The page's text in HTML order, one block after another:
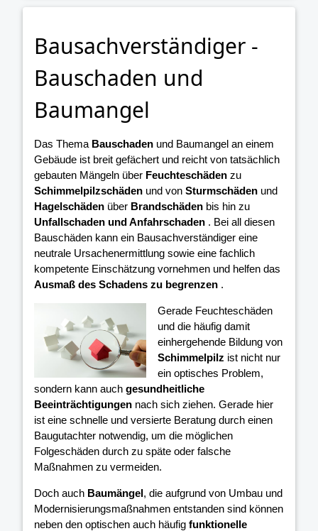
Bausachverständiger -
Bauschaden und
Baumangel
Das Thema Bauschaden und Baumangel an einem
Gebäude ist breit gefächert und reicht von tatsächlich
gebauten Mängeln über Feuchteschäden zu
Schimmelpilzschäden und von Sturmschäden und
Hagelschäden über Brandschäden bis hin zu
Unfallschaden und Anfahrschaden . Bei all diesen
Bauschäden kann ein Bausachverständiger eine
neutrale Ursachenermittlung sowie eine fachlich
kompetente Einschätzung vornehmen und helfen das
Ausmaß des Schadens zu begrenzen .
Gerade Feuchteschäden
und die häufig damit
einhergehende Bildung von
Schimmelpilz ist nicht nur
ein optisches Problem,
sondern kann auch gesundheitliche
Beeinträchtigungen nach sich ziehen. Gerade hier
ist eine schnelle und versierte Beratung durch einen
Baugutachter notwendig, um die möglichen
Folgeschäden durch zu späte oder falsche
Maßnahmen zu vermeiden.
Doch auch Baumängel, die aufgrund von Umbau und
Modernisierungsmaßnahmen entstanden sind können
neben den optischen auch häufig funktionelle